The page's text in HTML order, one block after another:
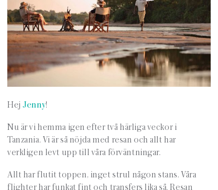
Hej Jenny!
Nu är vi hemma igen efter två härliga veckor i
Tanzania. Vi är så nöjda med resan och allt har
verkligen levt upp till våra förväntningar.
Allt har flutit toppen, inget strul någon stans. Våra
flighter har funkat fint och transfers lika så. Resan